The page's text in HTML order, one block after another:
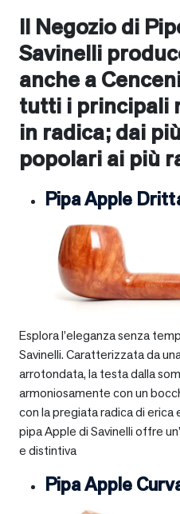
Il Negozio di
Savinelli
anche a
tutti i principali
in radica; dai
popolari ai più
Pipa Apple
Esplora l’eleganza senza
Savinelli. Caratterizzata da
arrotondata, la testa dalla
armoniosamente con un
con la pregiata radica di erica
pipa Apple di Savinelli offre
e distintiva
Pipa Apple